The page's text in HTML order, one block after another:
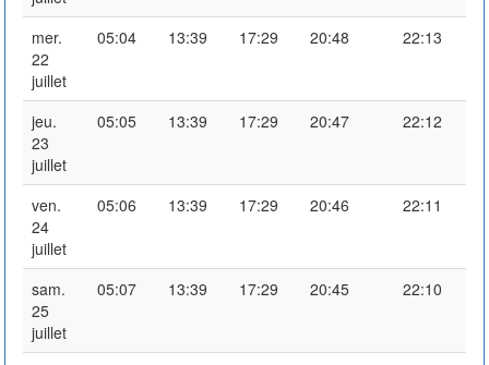
mer.
22
juillet
05:04 13:39 17:29 20:48 22:13
jeu.
23
juillet
05:05 13:39 17:29 20:47 22:12
ven.
24
juillet
05:06 13:39 17:29 20:46 22:11
sam.
25
juillet
05:07 13:39 17:29 20:45 22:10